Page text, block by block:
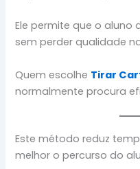
Ele permite que o
sem perder qualidade
Quem escolhe Tirar
normalmente procura
Este método reduz
melhor o percurso do